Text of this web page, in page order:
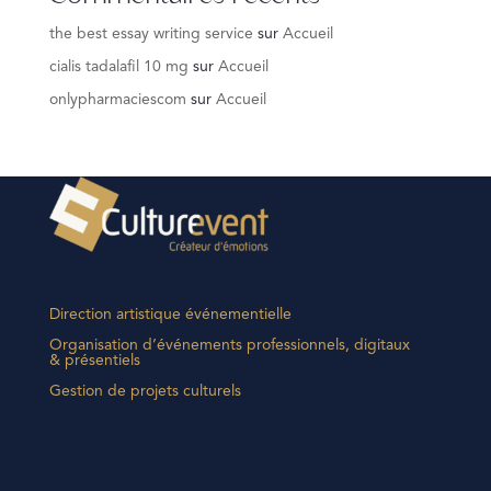
the best essay writing service sur Accueil
cialis tadalafil 10 mg sur Accueil
onlypharmaciescom sur Accueil
Direction artistique événementielle
Organisation d’événements professionnels, digitaux
& présentiels
Gestion de projets culturels